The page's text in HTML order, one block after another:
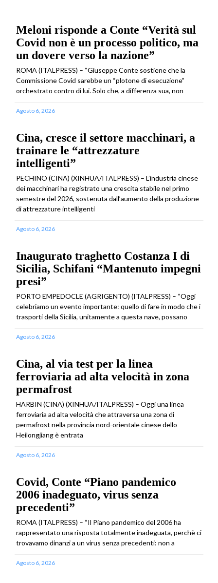
Meloni risponde a Conte “Verità sul
Covid non è un processo politico, ma
un dovere verso la nazione”
ROMA (ITALPRESS) – “Giuseppe Conte sostiene che la
Commissione Covid sarebbe un “plotone di esecuzione”
orchestrato contro di lui. Solo che, a differenza sua, non
Agosto 6, 2026
Cina, cresce il settore macchinari, a
trainare le “attrezzature
intelligenti”
PECHINO (CINA) (XINHUA/ITALPRESS) – L’industria cinese
dei macchinari ha registrato una crescita stabile nel primo
semestre del 2026, sostenuta dall’aumento della produzione
di attrezzature intelligenti
Agosto 6, 2026
Inaugurato traghetto Costanza I di
Sicilia, Schifani “Mantenuto impegni
presi”
PORTO EMPEDOCLE (AGRIGENTO) (ITALPRESS) – “Oggi
celebriamo un evento importante: quello di fare in modo che i
trasporti della Sicilia, unitamente a questa nave, possano
Agosto 6, 2026
Cina, al via test per la linea
ferroviaria ad alta velocità in zona
permafrost
HARBIN (CINA) (XINHUA/ITALPRESS) – Oggi una linea
ferroviaria ad alta velocità che attraversa una zona di
permafrost nella provincia nord-orientale cinese dello
Heilongjiang è entrata
Agosto 6, 2026
Covid, Conte “Piano pandemico
2006 inadeguato, virus senza
precedenti”
ROMA (ITALPRESS) – “Il Piano pandemico del 2006 ha
rappresentato una risposta totalmente inadeguata, perchè ci
trovavamo dinanzi a un virus senza precedenti: non a
Agosto 6, 2026